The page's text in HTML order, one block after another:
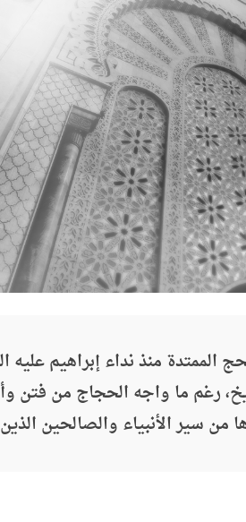
منذ نداء إبراهيم عليه
رغم ما واجه الحجاج من
من سير الأنبياء والصالحين